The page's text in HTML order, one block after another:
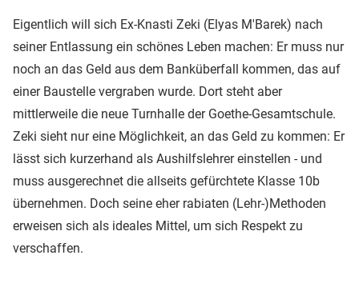
Eigentlich will sich Ex-Knasti Zeki (Elyas M'Barek) nach
seiner Entlassung ein schönes Leben machen: Er muss nur
noch an das Geld aus dem Banküberfall kommen, das auf
einer Baustelle vergraben wurde. Dort steht aber
mittlerweile die neue Turnhalle der Goethe-Gesamtschule.
Zeki sieht nur eine Möglichkeit, an das Geld zu kommen: Er
lässt sich kurzerhand als Aushilfslehrer einstellen - und
muss ausgerechnet die allseits gefürchtete Klasse 10b
übernehmen. Doch seine eher rabiaten (Lehr-)Methoden
erweisen sich als ideales Mittel, um sich Respekt zu
verschaffen.